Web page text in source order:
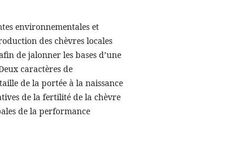
environnementales et
des chèvres locales
de jalonner les bases d’une
caractères de
de la portée à la naissance
de la fertilité de la chèvre
de la performance